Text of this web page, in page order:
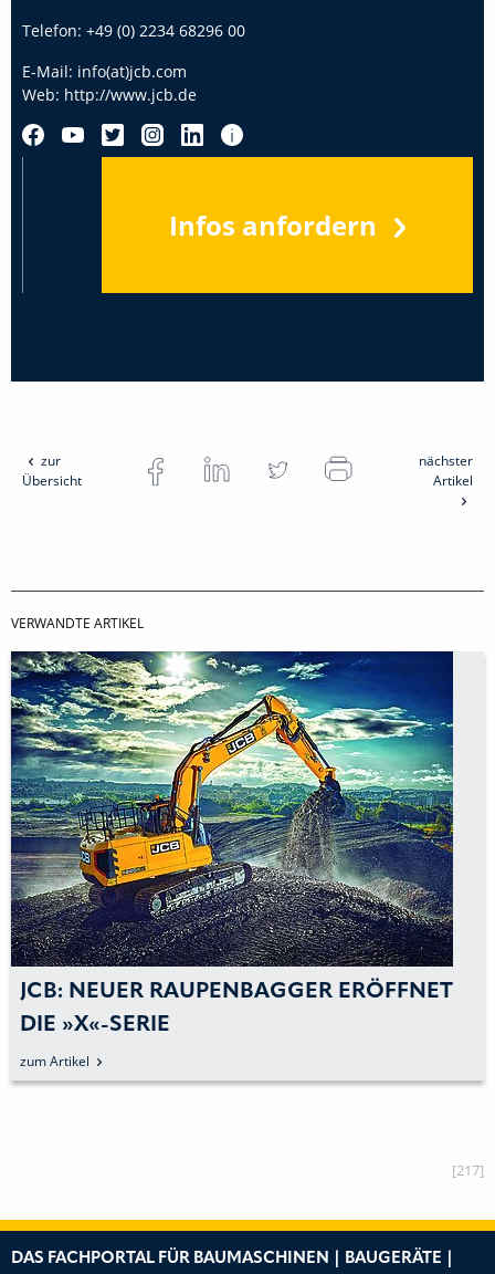
Telefon: +49 (0) 2234 68296 00
E-Mail: info(at)jcb.com
Web: http://www.jcb.de
Infos anfordern
zur
Übersicht
nächster
Artikel
VERWANDTE ARTIKEL
JCB: NEUER RAUPENBAGGER ERÖFFNET
DIE »X«-SERIE
zum Artikel
[217]
DAS FACHPORTAL FÜR BAUMASCHINEN | BAUGERÄTE |